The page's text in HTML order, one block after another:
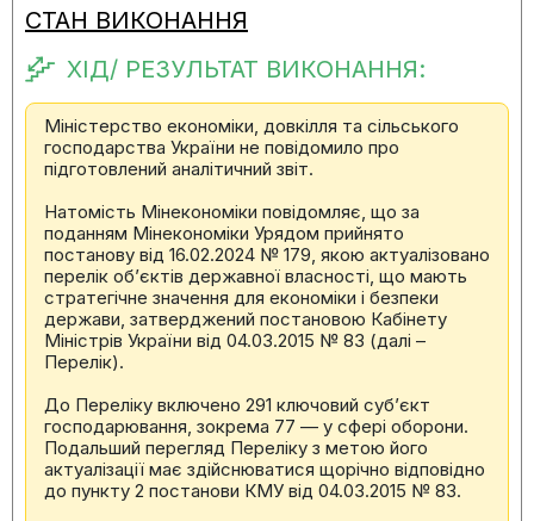
СТАН ВИКОНАННЯ
ХІД/ РЕЗУЛЬТАТ ВИКОНАННЯ:
Міністерство економіки, довкілля та сільського
господарства України не повідомило про
підготовлений аналітичний звіт.
Натомість Мінекономіки повідомляє, що за
поданням Мінекономіки Урядом прийнято
постанову від 16.02.2024 № 179, якою актуалізовано
перелік об’єктів державної власності, що мають
стратегічне значення для економіки і безпеки
держави, затверджений постановою Кабінету
Міністрів України від 04.03.2015 № 83 (далі –
Перелік).
До Переліку включено 291 ключовий суб’єкт
господарювання, зокрема 77 — у сфері оборони.
Подальший перегляд Переліку з метою його
актуалізації має здійснюватися щорічно відповідно
до пункту 2 постанови КМУ від 04.03.2015 № 83.